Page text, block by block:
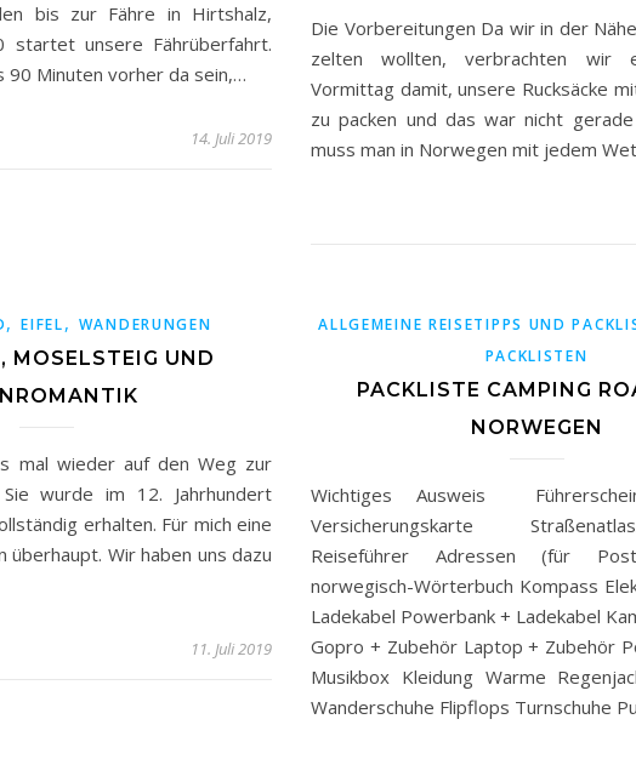
bis zur Fähre in Hirtshalz,
startet unsere Fährüberfahrt.
90 Minuten vorher da sein,…
14. Juli 2019
Die Vorbereitungen Da wir in der
zelten wollten, verbrachten wir
Vormittag damit, unsere Rucksäcke
zu packen und das war nicht
muss man in Norwegen mit jedem
,EIFEL, WANDERUNGEN
MOSELSTEIG UND
mal wieder auf den Weg zur
wurde im 12. Jahrhundert
erhalten. Für mich eine
überhaupt. Wir haben uns dazu
11. Juli 2019
ALLGEMEINE REISETIPPS UND
PACKLISTEN
PACKLISTE CAMPING
NORWEGEN
Wichtiges Ausweis
Versicherungskarte Straßenatlas/
Reiseführer Adressen (für
norwegisch-Wörterbuch Kompass
Ladekabel Powerbank + Ladekabel
Gopro + Zubehör Laptop + Zubehör
Musikbox Kleidung Warme
Wanderschuhe Flipflops Turnschuhe